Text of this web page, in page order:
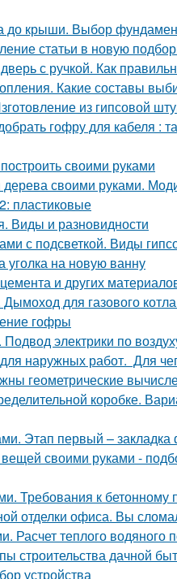
до крыши. Выбор
статьи в новую
с ручкой. Как
Какие составы
из гипсовой
гофру для кабеля :
своими руками
дерева своими руками.
пластиковые
Виды и разновидности
с подсветкой. Виды
уголка на новую ванну
и других
для газового
гофры
электрики по
наружных работ. Для
геометрические
коробке.
Этап первый –
вещей своими руками -
Требования к бетонному
отделки офиса. Вы
Расчет теплого водяного
строительства дачной
устройства